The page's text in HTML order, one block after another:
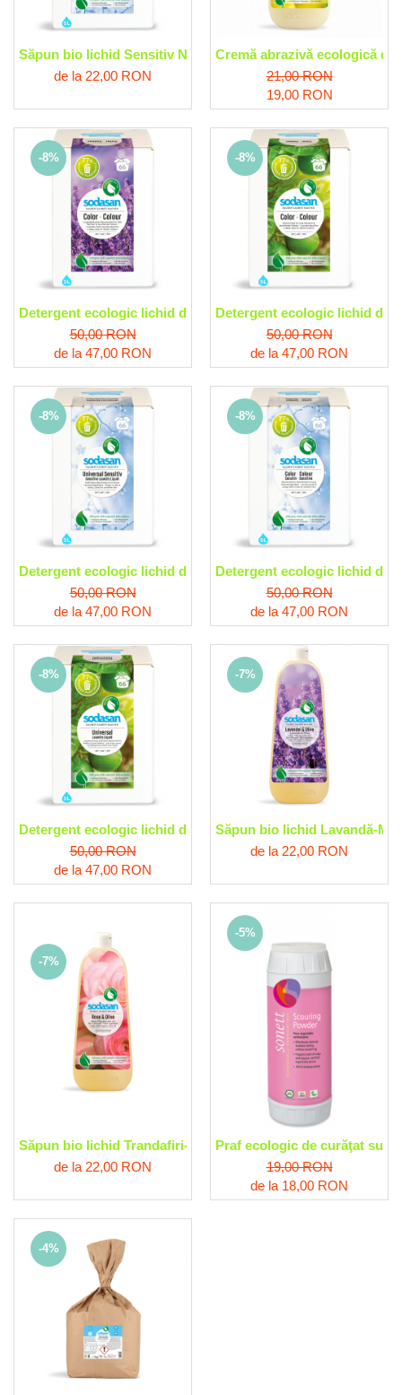
Săpun bio lichid Sensitiv Neutru Sodasan
de la 22,00 RON
Cremă abrazivă ecologică
21,00 RON
19,00 RON
-8%
Detergent ecologic lichid de rufe color Lavanda Sodasan
50,00 RON
de la 47,00 RON
-8%
Detergent ecologic lichid de
50,00 RON
de la 47,00 RON
-8%
Detergent ecologic lichid de rufe universal Sensitiv Sodasan
50,00 RON
de la 47,00 RON
-8%
Detergent ecologic lichid de
50,00 RON
de la 47,00 RON
-8%
Detergent ecologic lichid de rufe universal, cu lime Sodasan
50,00 RON
de la 47,00 RON
-7%
Săpun bio lichid Lavandă-
de la 22,00 RON
-7%
Săpun bio lichid Trandafiri-Măsline Sodasan
de la 22,00 RON
-5%
Praf ecologic de curăţat
19,00 RON
de la 18,00 RON
-4%